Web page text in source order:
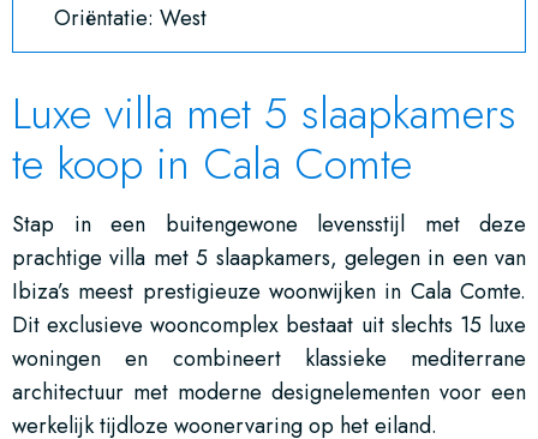
Oriëntatie: West
Luxe villa met 5 slaapkamers
te koop in Cala Comte
Stap in een buitengewone levensstijl met deze
prachtige villa met 5 slaapkamers, gelegen in een van
Ibiza’s meest prestigieuze woonwijken in Cala Comte.
Dit exclusieve wooncomplex bestaat uit slechts 15 luxe
woningen en combineert klassieke mediterrane
architectuur met moderne designelementen voor een
werkelijk tijdloze woonervaring op het eiland.